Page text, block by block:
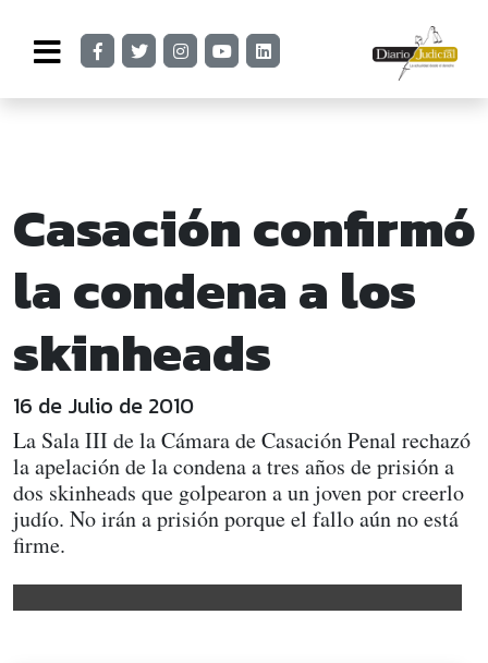
Casación confirmó
la condena a los
skinheads
16 de Julio de 2010
La Sala III de la Cámara de Casación Penal rechazó
la apelación de la condena a tres años de prisión a
dos skinheads que golpearon a un joven por creerlo
judío. No irán a prisión porque el fallo aún no está
firme.